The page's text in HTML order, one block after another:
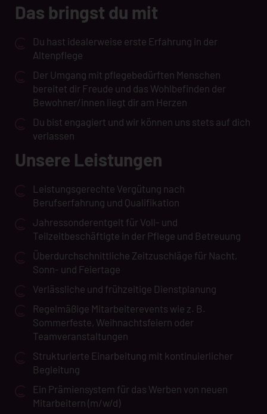
Das bringst du mit
Du hast idealerweise erste Erfahrung in der
Altenpflege
Der Umgang mit pflegebedürften Menschen
bereitet dir Freude und das Wohlbefinden der
Bewohner/innen liegt dir am Herzen
Du bist engagiert und wir können uns stets auf dich
verlassen
Unsere Leistungen
Leistungsgerechte Vergütung nach
Berufserfahrung und Qualifikation
Jahressonderentgelt für Voll- und
Teilzeitbeschäftigte in der Pflege und Betreuung
Überdurchschnittliche Zeitzuschläge für Nacht,
Sonn- und Feiertage
Verlässliche und frühzeitige Dienstplanung
Regelmäßige Mitarbeiterevents wie z. B.
Sommerfeste, Weihnachtsfeiern oder
Teamveranstaltungen
Strukturierte Einarbeitung mit kontinuierlicher
Begleitung
Ein Prämiensystem für das Werben von neuen
Mitarbeitern (m/w/d)